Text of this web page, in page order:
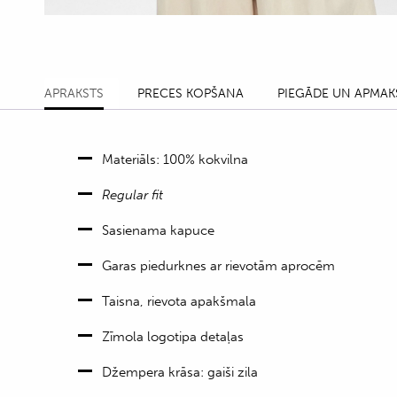
APRAKSTS PRECES KOPŠANA PIEGĀDE UN
Materiāls: 100% kokvilna
Regular fit
Sasienama kapuce
Garas piedurknes ar rievotām aprocēm
Taisna, rievota apakšmala
Zīmola logotipa detaļas
Džempera krāsa: gaiši zila